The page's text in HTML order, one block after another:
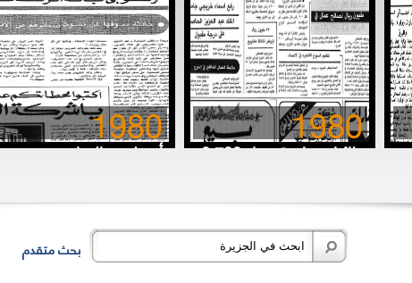
1980
أتى لعقد القِران.. وفوجئ
1980
8 طائرات خاصة تنقل 700
بحث متقدم